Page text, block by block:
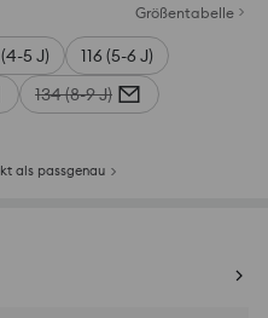
Größentabelle
(4-5 J)
116 (5-6 J)
134 (8-9 J)
als passgenau